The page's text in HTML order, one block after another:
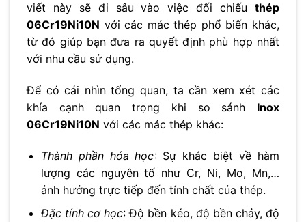
viết này sẽ đi sâu vào việc đối chiếu thép
06Cr19Ni10N với các mác thép phổ biến khác,
từ đó giúp bạn đưa ra quyết định phù hợp nhất
với nhu cầu sử dụng.
Để có cái nhìn tổng quan, ta cần xem xét các
khía cạnh quan trọng khi so sánh Inox
06Cr19Ni10N với các mác thép khác:
Thành phần hóa học: Sự khác biệt về hàm
lượng các nguyên tố như Cr, Ni, Mo, Mn,…
ảnh hưởng trực tiếp đến tính chất của thép.
Đặc tính cơ học: Độ bền kéo, độ bền chảy, độ